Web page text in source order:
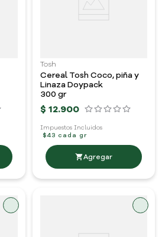
Tosh
Cereal Tosh Coco, piña y
Linaza Doypack
300 gr
$ 12.900
Impuestos Incluidos
$43 cada gr